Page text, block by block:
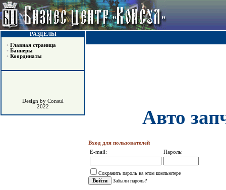
РАЗДЕЛЫ
• Главная страница
• Баннеры
• Координаты
Design by Consul
2022
Авто
Вход для пользователей
E-mail:
Пароль:
Сохранить пароль на этом компьютере
Забыли пароль?